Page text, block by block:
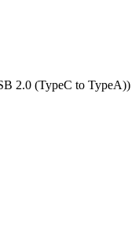
2.0 (TypeC to TypeA))